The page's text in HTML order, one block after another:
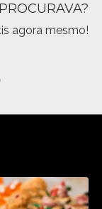
agora mesmo!